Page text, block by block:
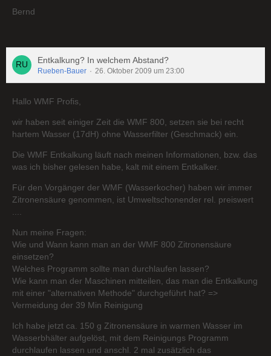
Bernd
Entkalkung? In welchem Abstand?
Rueben-Bauer 26. Oktober 2009 um 23:00
Hallo WMF Profis,
wir haben seit einiger Zeit die WMF 800, setzen sie bei recht
hartem Wasser (17dH) ohne Wasserfilter (Geschmack) ein.
Die WMF Entkalkung läuft nach meinen Informationen, bzw. das
was ich bisher gelesen habe, kalt mit einem Entkalker.
Für den Vorgänger der WMF (Wasserkocher) haben wir immer
Zitronensäure genommen, ist Umweltschonender rel. preiswert
Nun meine Fragen:
Wie und Wann kann man an der WMF 800 Zitronensäure
einsetzen?
Welches Programm sollte man durchlaufen lassen?
Wie kann man der Maschinen mitteilen, das man die Entkalkung
mit einer "alternativen Methode" durchgeführt hat? =>
Vermeidung der 39 Min Reinigung
Ich habe jetzt ca. 150 g Zitronensäure in warmen Wasser im
Wasserbhälter aufgelöst, mit dem Reinigungs Programm
durchlaufen lassen und anschl. 2 mal zusätzlich das